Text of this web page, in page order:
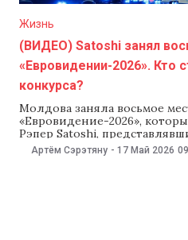
Жизнь
(ВИДЕО) Satoshi занял
«Евровидении-2026». Кто
конкурса?
Молдова заняла восьмое
«Евровидение-2026»,
Рэпер Satoshi,
Satoshi с песней «Viva,
Победителем этого года
Артём Сэрэтяну - 17 Май 2026